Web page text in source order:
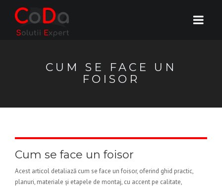
CUM SE FACE UN
FOISOR
Cum se face un foisor
Acest articol detaliază cum se face un foisor, oferind ghid practic,
planuri, materiale și etapele de montaj, cu accent pe calitate,